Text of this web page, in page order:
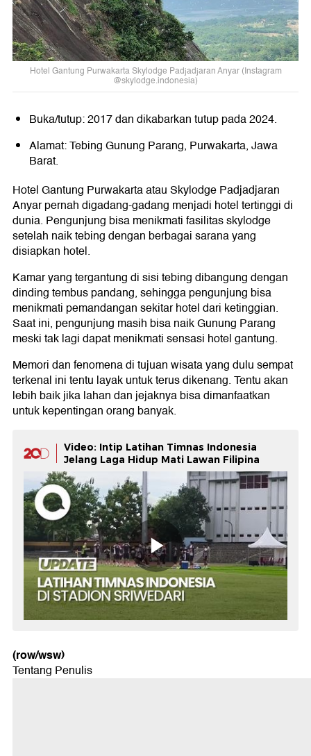
Hotel Gantung Purwakarta Skylodge Padjadjaran Anyar (Instagram
@skylodge.indonesia)
Buka/tutup: 2017 dan dikabarkan tutup pada 2024.
Alamat: Tebing Gunung Parang, Purwakarta, Jawa
Barat.
Hotel Gantung Purwakarta atau Skylodge Padjadjaran
Anyar pernah digadang-gadang menjadi hotel tertinggi di
dunia. Pengunjung bisa menikmati fasilitas skylodge
setelah naik tebing dengan berbagai sarana yang
disiapkan hotel.
Kamar yang tergantung di sisi tebing dibangung dengan
dinding tembus pandang, sehingga pengunjung bisa
menikmati pemandangan sekitar hotel dari ketinggian.
Saat ini, pengunjung masih bisa naik Gunung Parang
meski tak lagi dapat menikmati sensasi hotel gantung.
Memori dan fenomena di tujuan wisata yang dulu sempat
terkenal ini tentu layak untuk terus dikenang. Tentu akan
lebih baik jika lahan dan jejaknya bisa dimanfaatkan
untuk kepentingan orang banyak.
Video: Intip Latihan Timnas Indonesia
Jelang Laga Hidup Mati Lawan Filipina
(row/wsw)